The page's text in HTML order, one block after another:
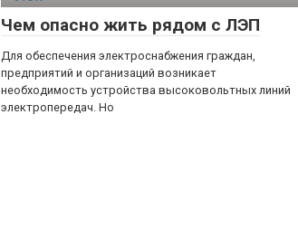
Чем опасно жить рядом с ЛЭП
Для обеспечения электроснабжения граждан,
предприятий и организаций возникает
необходимость устройства высоковольтных линий
электропередач. Но